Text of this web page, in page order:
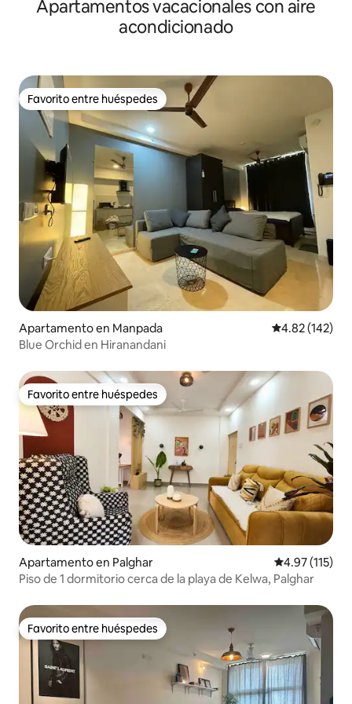
Apartamentos vacacionales con aire
acondicionado
Favorito entre huéspedes
Favorito entre huéspedes
Apartamento en Manpada Calificación
4.82 (142)
Blue Orchid en Hiranandani
Favorito entre huéspedes
Favorito entre huéspedes
Apartamento en Palghar Calificación
4.97 (115)
Piso de 1 dormitorio cerca de la playa de Kelwa, Palghar
Favorito entre huéspedes
Favorito entre huéspedes